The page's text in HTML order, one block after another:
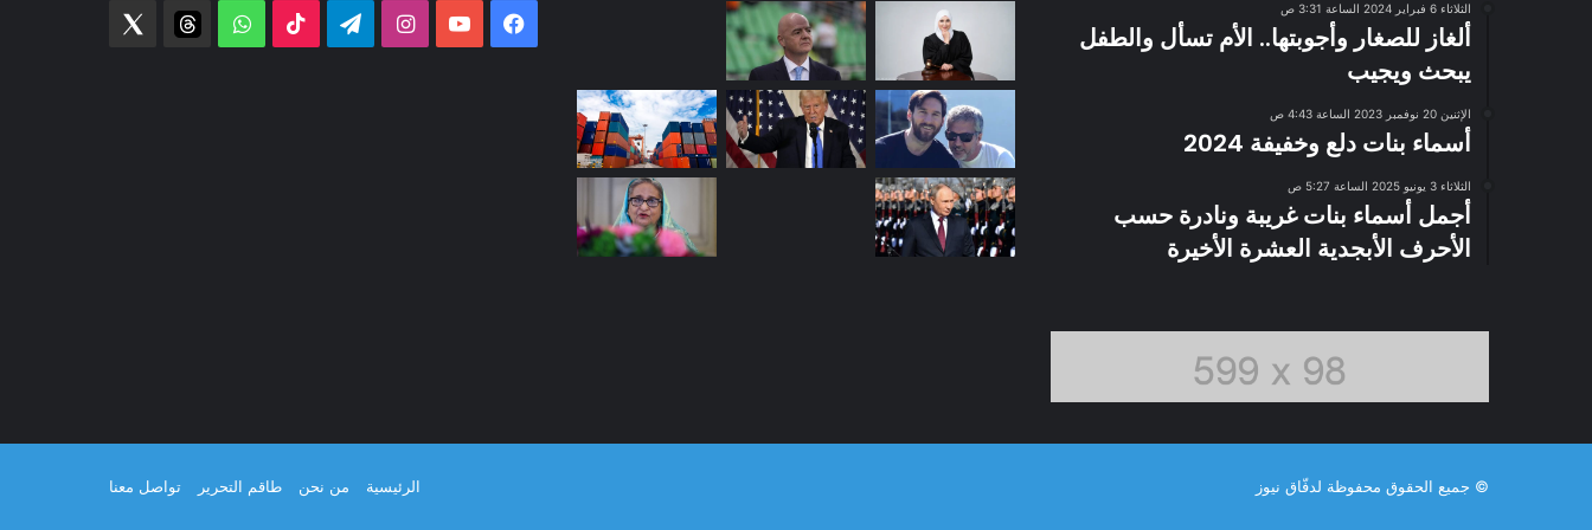
الثلاثاء 6 فبراير 2024 الساعة 3:31 ص
ألغاز للصغار وأجوبتها.. الأم تسأل والطفل
يبحث ويجيب
الإثنين 20 نوفمبر 2023 الساعة 4:43 ص
أسماء بنات دلع وخفيفة 2024
الثلاثاء 3 يونيو 2025 الساعة 5:27 ص
أجمل أسماء بنات غريبة ونادرة حسب
الأحرف الأبجدية العشرة الأخيرة
فيسبوك‫YouTubeانستقرامتيلقرام ‫TikTok واتساب threads
© جميع الحقوق محفوظة لدفّاق نيوز الرئيسية من نحن طاقم التحرير تواصل معنا